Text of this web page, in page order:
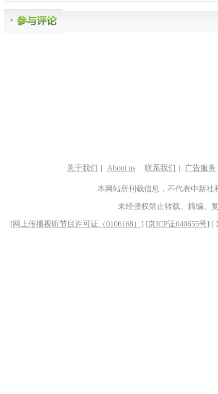
关于我们 | About us | 联系我们 | 广告服务
本网站所刊载信息，不代表中新
未经授权禁止转载、摘编、
[网上传播视听节目许可证（0106168） ] [京ICP证040655号] [